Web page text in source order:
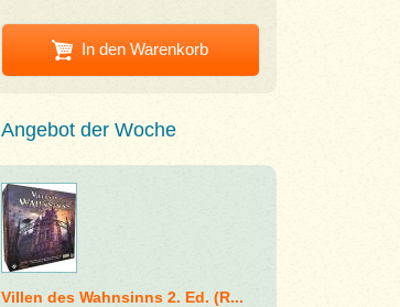
In den Warenkorb
Angebot der Woche
Villen des Wahnsinns 2. Ed. (R...